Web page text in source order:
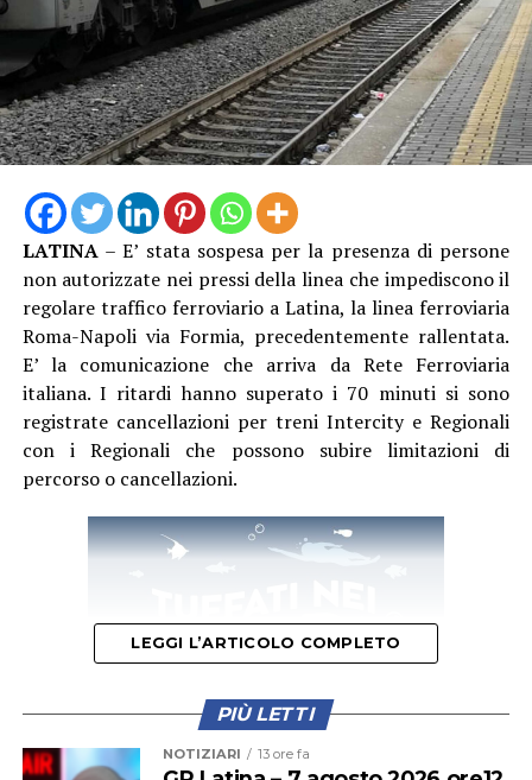
“Cercheremo in tutte le sedi di farci sentire, ma abbiamo
sempre utilizzato gli strumenti di legge. È ovvio che
qualora una situazione del genere dovesse continuare,
aprire le procedure di raffreddamento e conciliazione
sarebbe un passo ipotizzabile”.
LATINA– E’ stata sospesa per la presenza di persone
non autorizzate nei pressi della linea che impediscono il
regolare traffico ferroviario a Latina, la linea ferroviaria
Roma-Napoli via Formia, precedentemente rallentata.
E’ la comunicazione che arriva da Rete Ferroviaria
italiana. I ritardi hanno superato i 70 minuti si sono
registrate cancellazioni per treni Intercity e Regionali
con i Regionali che possono subire limitazioni di
percorso o cancellazioni.
LEGGI L’ARTICOLO COMPLETO
PIÙ LETTI
NOTIZIARI 13 ore fa